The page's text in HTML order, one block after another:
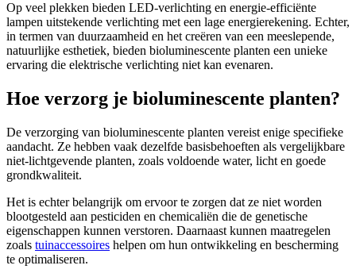
Op veel plekken bieden LED-verlichting en energie-efficiënte
lampen uitstekende verlichting met een lage energierekening. Echter,
in termen van duurzaamheid en het creëren van een meeslepende,
natuurlijke esthetiek, bieden bioluminescente planten een unieke
ervaring die elektrische verlichting niet kan evenaren.
Hoe verzorg je bioluminescente planten?
De verzorging van bioluminescente planten vereist enige specifieke
aandacht. Ze hebben vaak dezelfde basisbehoeften als vergelijkbare
niet-lichtgevende planten, zoals voldoende water, licht en goede
grondkwaliteit.
Het is echter belangrijk om ervoor te zorgen dat ze niet worden
blootgesteld aan pesticiden en chemicaliën die de genetische
eigenschappen kunnen verstoren. Daarnaast kunnen maatregelen
zoals tuinaccessoires helpen om hun ontwikkeling en bescherming
te optimaliseren.